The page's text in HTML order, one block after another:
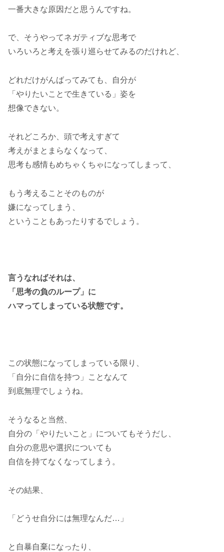
一番大きな原因だと思うんですね。
で、そうやってネガティブな思考で
いろいろと考えを張り巡らせてみるのだけれど、
どれだけがんばってみても、自分が
「やりたいことで生きている」姿を
想像できない。
それどころか、頭で考えすぎて
考えがまとまらなくなって、
思考も感情もめちゃくちゃになってしまって、
もう考えることそのものが
嫌になってしまう、
ということもあったりするでしょう。
言うなればそれは、
「思考の負のループ」に
ハマってしまっている状態です。
この状態になってしまっている限り、
「自分に自信を持つ」ことなんて
到底無理でしょうね。
そうなると当然、
自分の「やりたいこと」についてもそうだし、
自分の意思や選択についても
自信を持てなくなってしまう。
その結果、
「どうせ自分には無理なんだ…」
と自暴自棄になったり、